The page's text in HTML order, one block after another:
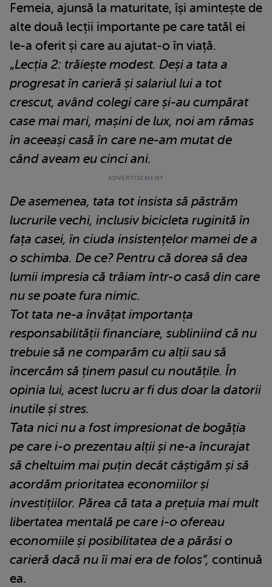
Femeia, ajunsă la maturitate, își amintește de
alte două lecții importante pe care tatăl ei
le-a oferit și care au ajutat-o în viață.
„Lecția 2: trăiește modest. Deși a tata a
progresat în carieră și salariul lui a tot
crescut, având colegi care și-au cumpărat
case mai mari, mașini de lux, noi am rămas
în aceeași casă în care ne-am mutat de
când aveam eu cinci ani.
De asemenea, tata tot insista să păstrăm
lucrurile vechi, inclusiv bicicleta ruginită în
fața casei, în ciuda insistențelor mamei de a
o schimba. De ce? Pentru că dorea să dea
lumii impresia că trăiam într-o casă din care
nu se poate fura nimic.
Tot tata ne-a învățat importanța
responsabilității financiare, subliniind că nu
trebuie să ne comparăm cu alții sau să
încercăm să ținem pasul cu noutățile. În
opinia lui, acest lucru ar fi dus doar la datorii
inutile și stres.
Tata nici nu a fost impresionat de bogăția
pe care i-o prezentau alții și ne-a încurajat
să cheltuim mai puțin decât câștigăm și să
acordăm prioritatea economiilor și
investițiilor. Părea că tata a prețuia mai mult
libertatea mentală pe care i-o ofereau
economiile și posibilitatea de a părăsi o
carieră dacă nu îi mai era de folos”, continuă
ea.